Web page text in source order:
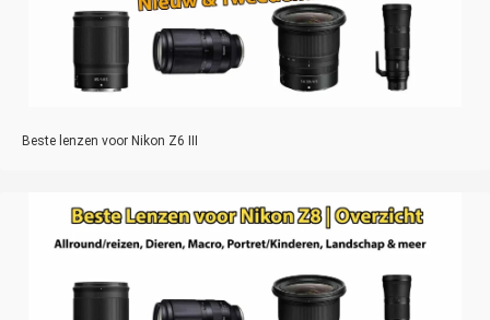
Beste lenzen voor Nikon Z6 III